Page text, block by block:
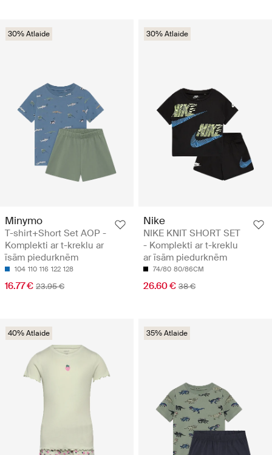
30% Atlaide
Minymo
T-shirt+Short Set AOP -
Komplekti ar t-kreklu ar
īsām piedurknēm
104 110 116 122 128
16.77 € 23.95 €
30% Atlaide
Nike
NIKE KNIT SHORT SET
- Komplekti ar t-kreklu
ar īsām piedurknēm
74/80 80/86CM
26.60 € 38 €
40% Atlaide 35% Atlaide